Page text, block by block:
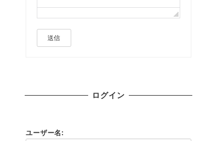
送信
ログイン
ユーザー名: